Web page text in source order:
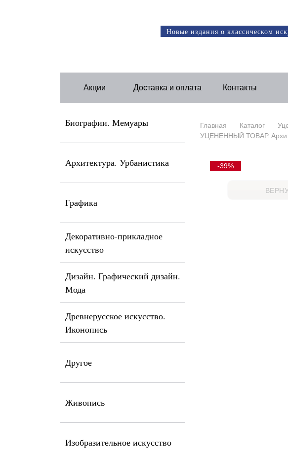
Новые издания о классическом
Акции Доставка и оплата Контакты
Биографии. Мемуары
Архитектура. Урбанистика
Графика
Декоративно-прикладное
искусство
Дизайн. Графический дизайн.
Мода
Древнерусское искусство.
Иконопись
Другое
Живопись
Изобразительное искусство
Главная Каталог
УЦЕНЕННЫЙ ТОВАР.
-39%